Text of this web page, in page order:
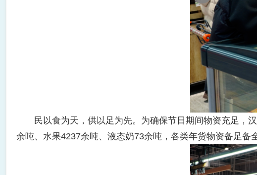
民以食为天，供以足为先。为确保节日期间物资充足，汉
余吨、水果4237余吨、液态奶73余吨，各类年货物资备足备